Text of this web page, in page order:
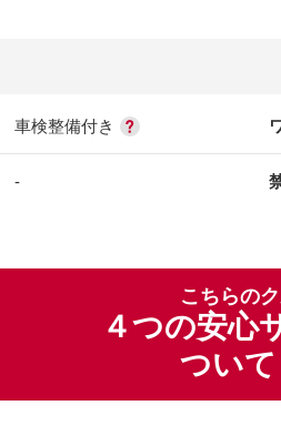
車検整備付き
-
こちらの
４つの安心
つい